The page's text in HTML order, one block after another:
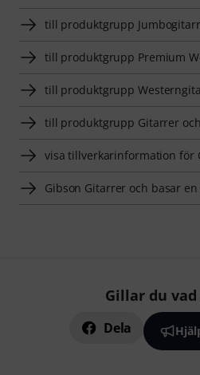
till produktgrupp
till produktgrupp Premium
till produktgrupp
till produktgrupp Gitarrer
visa tillverkarinformation för
Gibson Gitarrer och basar
Gillar du vad
Dela